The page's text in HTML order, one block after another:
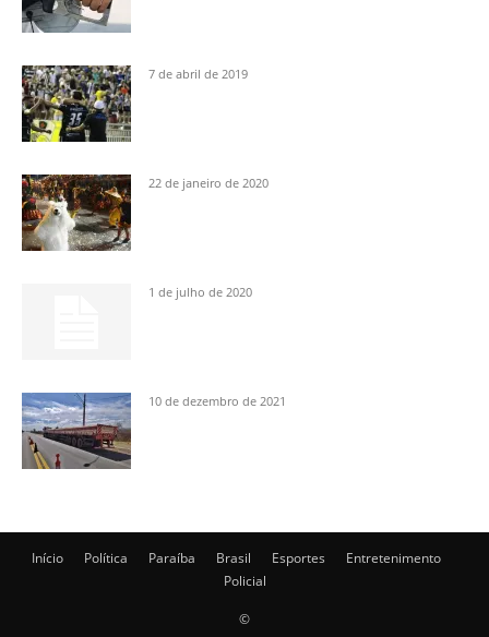
7 de abril de 2019
22 de janeiro de 2020
1 de julho de 2020
10 de dezembro de 2021
Início Política Paraíba Brasil Esportes
Entretenimento
Policial
©